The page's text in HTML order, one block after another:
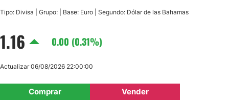
AUD/USD
Tipo: Divisa | Grupo: | Base: Euro | Segundo: Dólar de las Bahamas
1.16 0.00 (0.31%)
Comprar Vender
Actualizar 06/08/2026 22:00:00